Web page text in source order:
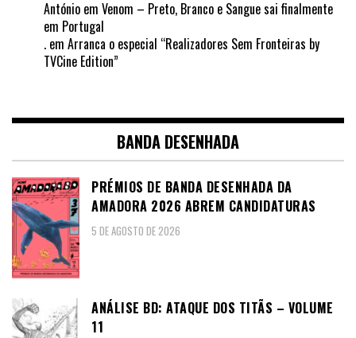
António em Venom – Preto, Branco e Sangue sai finalmente
em Portugal
. em Arranca o especial “Realizadores Sem Fronteiras by
TVCine Edition”
BANDA DESENHADA
PRÉMIOS DE BANDA DESENHADA DA
AMADORA 2026 ABREM CANDIDATURAS
5 DE AGOSTO DE 2026
ANÁLISE BD: ATAQUE DOS TITÃS – VOLUME
11